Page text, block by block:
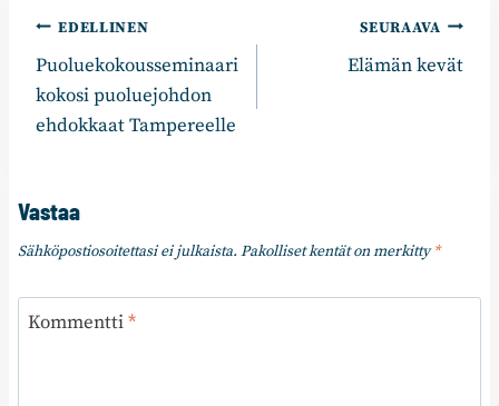
Artikkelien
selaus
EDELLINEN
Puoluekokousseminaari
kokosi puoluejohdon
ehdokkaat Tampereelle
SEURAAVA
Elämän kevät
Vastaa
Sähköpostiosoitettasi ei julkaista. Pakolliset kentät on merkitty*
Kommentti*